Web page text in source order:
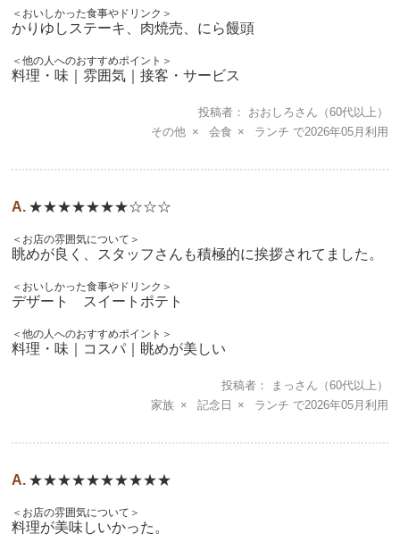
＜おいしかった食事やドリンク＞
かりゆしステーキ、肉焼売、にら饅頭
＜他の人へのおすすめポイント＞
料理・味｜雰囲気｜接客・サービス
投稿者 おおしろさん （60代以上）
その他
会食 ランチ 2026年05月
★★★★★★★☆☆☆
＜お店の雰囲気について＞
眺めが良く、スタッフさんも積極的に挨拶されてました。
＜おいしかった食事やドリンク＞
デザート スイートポテト
＜他の人へのおすすめポイント＞
料理・味｜コスパ｜眺めが美しい
投稿者 まっさん （60代以上）
家族
記念日 ランチ 2026年05月
★★★★★★★★★★
＜お店の雰囲気について＞
料理が美味しいかった。